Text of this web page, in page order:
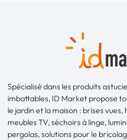
Spécialisé dans les produits
imbattables, ID Market propose
le jardin et la maison : brises
meubles TV, séchoirs à linge,
pergolas, solutions pour le